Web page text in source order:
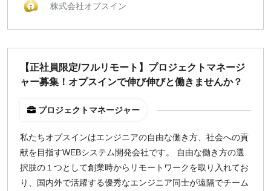
株式会社オプスイン
【正社員限定/フルリモート】プロジェクトマネージ
ャー募集！オプスインで伸び伸びと働きませんか？
プロジェクトマネージャー
私たちオプスインはエンジニアの自由な働き方、社会への貢
献を目指すWEBシステム開発会社です。 自由な働き方の選
択肢の１つとして創業時からリモートワークを取り入れてお
り、国内外で活躍する優秀なエンジニア同士が遠隔でチーム